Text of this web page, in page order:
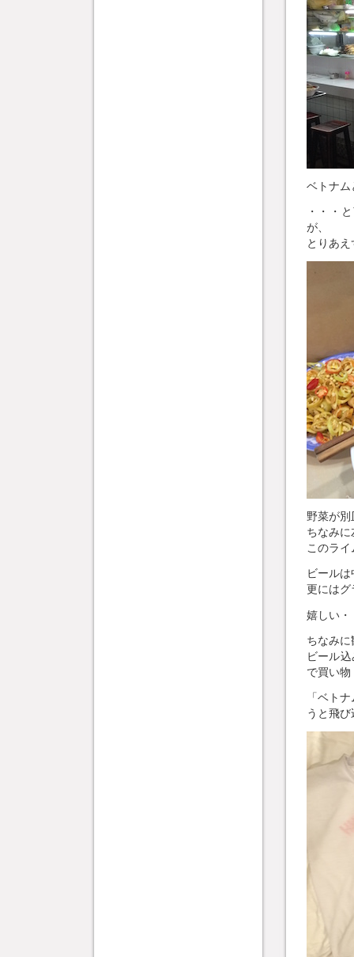
ベトナム
・・・
が、
とりあ
野菜が
ちなみ
このラ
ビール
更にはグ
嬉しい・
ちなみ
ビール
で買い物
「ベト
うと飛